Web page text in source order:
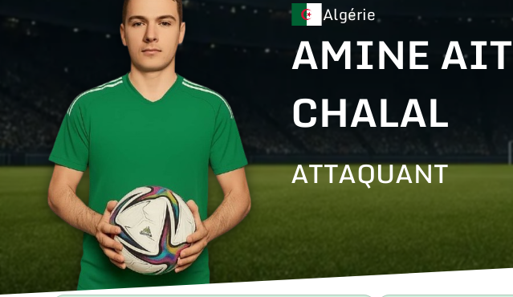
Algérie
AMINE AIT
CHALAL
ATTAQUANT